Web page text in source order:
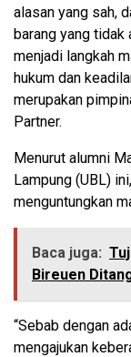
alasan yang sah,
barang yang tidak
menjadi langkah
hukum dan
merupakan
Partner.
Menurut alumni
Lampung (UBL)
menguntungkan
Baca juga:
Bireuen
“Sebab dengan
mengajukan